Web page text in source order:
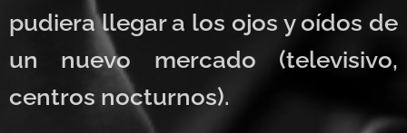
pudiera llegar a los ojos y oídos de
un nuevo mercado (televisivo,
centros nocturnos).